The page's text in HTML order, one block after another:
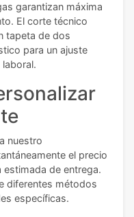
garantizan máxima
El corte técnico
tapeta de dos
para un ajuste
nuestro
el precio
de entrega.
diferentes métodos
específicas.